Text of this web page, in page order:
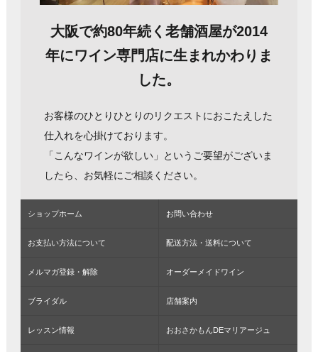
大阪で約80年続く老舗酒屋が2014
年にワイン専門店に生まれかわりま
した。
お客様のひとりひとりのリクエストにおこたえした
仕入れを心掛けております。
「こんなワインが欲しい」というご要望がございま
したら、お気軽にご相談ください。
ショップホーム お問い合わせ
お支払い方法について 配送方法・送料について
メルマガ登録・解除 オーダーメイドワイン
ブライダル 店舗案内
レッスン情報 おおさかもんDEマリアージュ